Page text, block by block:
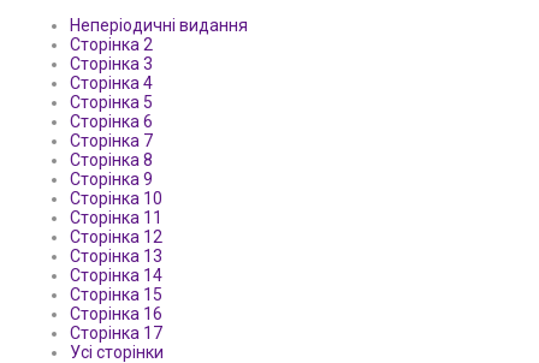
Неперіодичні видання
Сторінка 2
Сторінка 3
Сторінка 4
Сторінка 5
Сторінка 6
Сторінка 7
Сторінка 8
Сторінка 9
Сторінка 10
Сторінка 11
Сторінка 12
Сторінка 13
Сторінка 14
Сторінка 15
Сторінка 16
Сторінка 17
Усі сторінки